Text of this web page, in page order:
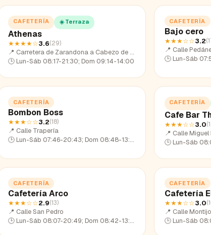
CAFETERÍA ☀️ Terraza
Athenas
★★★★☆3.6(29)
📍 Carretera de Zarandona a Cabezo de Torres
🕒 Lun-Sáb 08:17-21:30; Dom 09:14-14:00
CAFETERÍA
Bajo cero
★★★☆☆3.2(
📍 Calle
🕒 Lun-Sáb
CAFETERÍA
Bombon Boss
★★★☆☆3.2(18)
📍 Calle Trapería
🕒 Lun-Sáb 07:46-20:43; Dom 08:48-13:55
CAFETERÍA
Cafe Bar
★★★☆☆3.0(
📍 Calle
🕒 Lun-Sáb
CAFETERÍA
Cafetería Arco
★★★☆☆2.9(13)
📍 Calle San Pedro
🕒 Lun-Sáb 08:07-20:49; Dom 08:42-13:50
CAFETERÍA
Cafetería
★★★☆☆3.0(
📍 Calle
🕒 Lun-Sáb